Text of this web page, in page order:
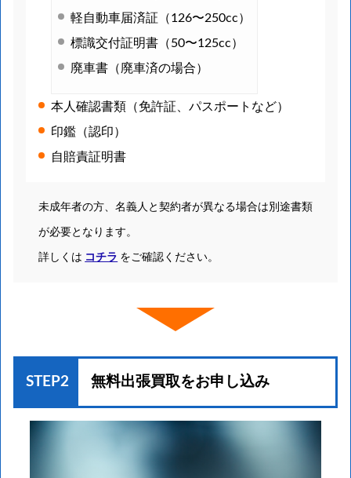
軽自動車届済証（126〜250cc）
標識交付証明書（50〜125cc）
廃車書（廃車済の場合）
本人確認書類（免許証、パスポートなど）
印鑑（認印）
自賠責証明書
未成年者の方、名義人と契約者が異なる場合は別途書類
が必要となります。
詳しくは コチラ をご確認ください。
STEP2 無料出張買取をお申し込み